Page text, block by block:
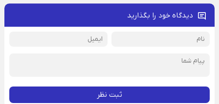
دیدگاه خود را بگذارید
ثبت نظر